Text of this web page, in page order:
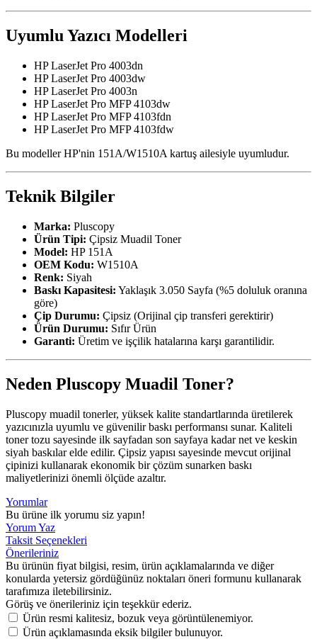
Uyumlu Yazıcı Modelleri
HP LaserJet Pro 4003dn
HP LaserJet Pro 4003dw
HP LaserJet Pro 4003n
HP LaserJet Pro MFP 4103dw
HP LaserJet Pro MFP 4103fdn
HP LaserJet Pro MFP 4103fdw
Bu modeller HP'nin 151A/W1510A kartuş ailesiyle uyumludur.
Teknik Bilgiler
Marka: Pluscopy
Ürün Tipi: Çipsiz Muadil Toner
Model: HP 151A
OEM Kodu: W1510A
Renk: Siyah
Baskı Kapasitesi: Yaklaşık 3.050 Sayfa (%5 doluluk oranına
göre)
Çip Durumu: Çipsiz (Orijinal çip transferi gerektirir)
Ürün Durumu: Sıfır Ürün
Garanti: Üretim ve işçilik hatalarına karşı garantilidir.
Neden Pluscopy Muadil Toner?
Pluscopy muadil tonerler, yüksek kalite standartlarında üretilerek
yazıcınızla uyumlu ve güvenilir baskı performansı sunar. Kaliteli
toner tozu sayesinde ilk sayfadan son sayfaya kadar net ve keskin
siyah baskılar elde edilir. Çipsiz yapısı sayesinde mevcut orijinal
çipinizi kullanarak ekonomik bir çözüm sunarken baskı
maliyetlerinizi önemli ölçüde azaltır.
Yorumlar
Bu ürüne ilk yorumu siz yapın!
Yorum Yaz
Taksit Seçenekleri
Önerileriniz
Bu ürünün fiyat bilgisi, resim, ürün açıklamalarında ve diğer
konularda yetersiz gördüğünüz noktaları öneri formunu kullanarak
tarafımıza iletebilirsiniz.
Görüş ve önerileriniz için teşekkür ederiz.
Ürün resmi kalitesiz, bozuk veya görüntülenemiyor.
Ürün açıklamasında eksik bilgiler bulunuyor.